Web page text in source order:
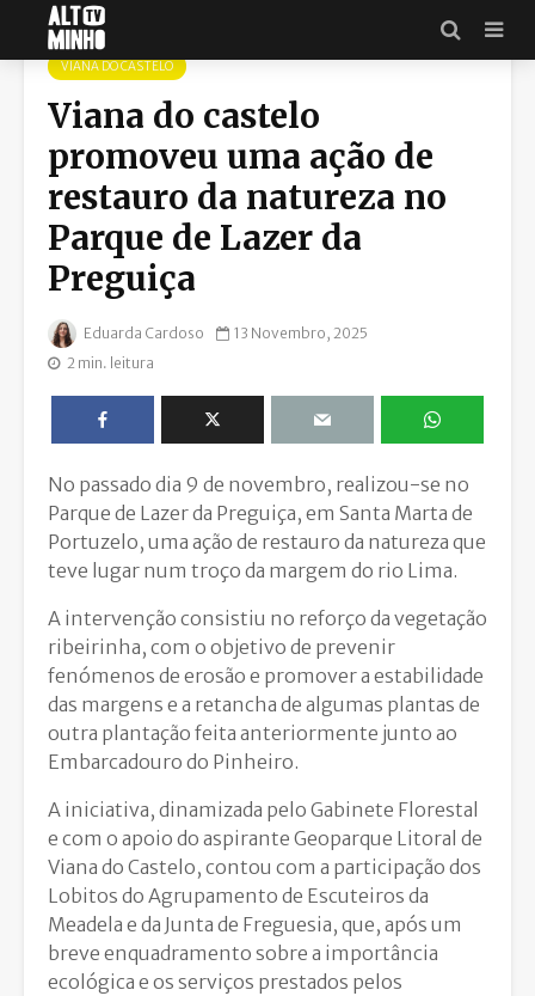
VIANA DO CASTELO
Viana do castelo
promoveu uma ação de
restauro da natureza no
Parque de Lazer da
Preguiça
Eduarda Cardoso
13 Novembro, 2025
2 min. leitura
No passado dia 9 de novembro, realizou-se no
Parque de Lazer da Preguiça, em Santa Marta de
Portuzelo, uma ação de restauro da natureza que
teve lugar num troço da margem do rio Lima.
A intervenção consistiu no reforço da vegetação
ribeirinha, com o objetivo de prevenir
fenómenos de erosão e promover a estabilidade
das margens e a retancha de algumas plantas de
outra plantação feita anteriormente junto ao
Embarcadouro do Pinheiro.
A iniciativa, dinamizada pelo Gabinete Florestal
e com o apoio do aspirante Geoparque Litoral de
Viana do Castelo, contou com a participação dos
Lobitos do Agrupamento de Escuteiros da
Meadela e da Junta de Freguesia, que, após um
breve enquadramento sobre a importância
ecológica e os serviços prestados pelos